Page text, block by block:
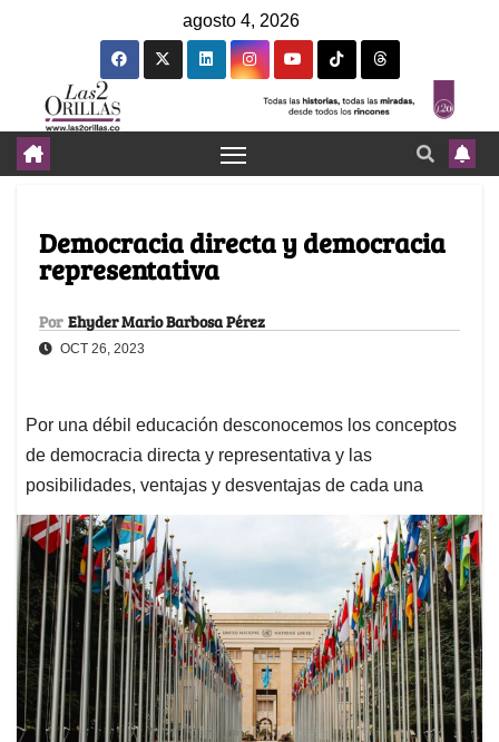
agosto 4, 2026
Democracia directa y democracia
representativa
Por Ehyder Mario Barbosa Pérez
OCT 26, 2023
Por una débil educación desconocemos los conceptos
de democracia directa y representativa y las
posibilidades, ventajas y desventajas de cada una